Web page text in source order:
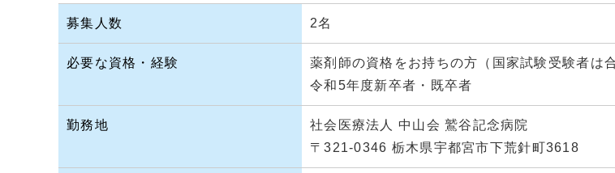
募集人数 2名
必要な資格・経験
薬剤師の資格をお持ちの方（国家試験受験者は
令和5年度新卒者・既卒者
勤務地
社会医療法人 中山会 鷲谷記念病院
〒321-0346 栃木県宇都宮市下荒針町3618